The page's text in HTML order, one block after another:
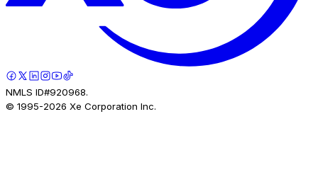
NMLS ID#920968.
© 1995-2026 Xe Corporation Inc.